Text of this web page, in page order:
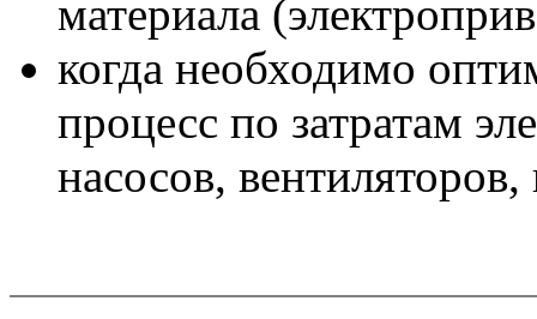
материала
когда необходимо
процесс по затратам
насосов,